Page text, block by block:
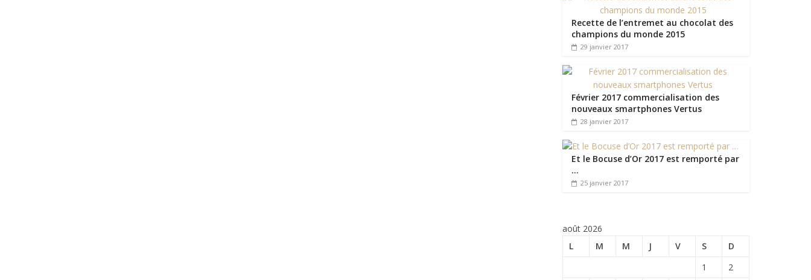
Recette de l’entremet au chocolat des
champions du monde 2015
29 janvier 2017
Février 2017 commercialisation des
nouveaux smartphones Vertus
28 janvier 2017
Et le Bocuse d’Or 2017 est remporté par
…
25 janvier 2017
août 2026
L
M M J V S
D
1
2